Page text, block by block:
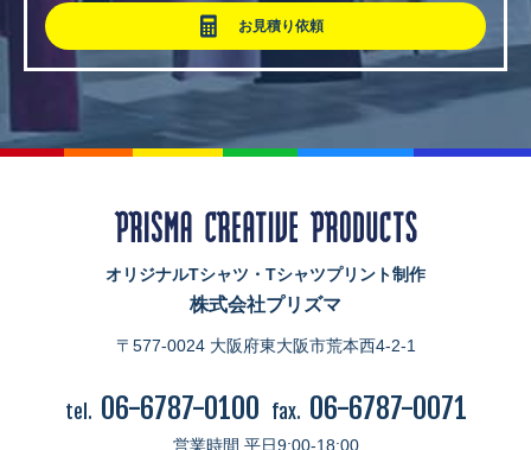
お見積り依頼
オリジナルTシャツ・Tシャツプリント制作
株式会社プリズマ
〒577-0024 大阪府東大阪市荒本西4-2-1
tel. 06-6787-0100 fax. 06-6787-0071
営業時間 平日9:00-18:00